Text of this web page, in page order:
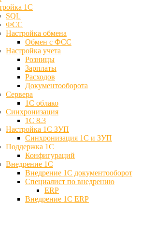
1С
SQL
ФСС
Настройка обмена
Обмен с ФСС
Настройка учета
Розницы
Зарплаты
Расходов
Документооборота
Сервера
1С облако
Синхронизация
1С 8.3
Настройка 1С ЗУП
Синхронизация 1С и ЗУП
Поддержка 1С
Конфигураций
Внедрение 1С
Внедрение 1С документооборот
Специалист по внедрению
ERP
Внедрение 1С ERP